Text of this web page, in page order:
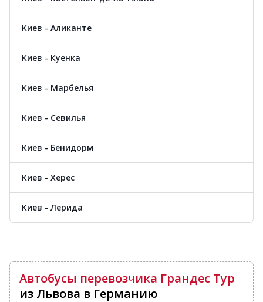
Киев - Аликанте
Киев - Куенка
Киев - Марбелья
Киев - Севилья
Киев - Бенидорм
Киев - Херес
Киев - Лерида
Автобусы перевозчика Грандес Тур
из Львова в Германию